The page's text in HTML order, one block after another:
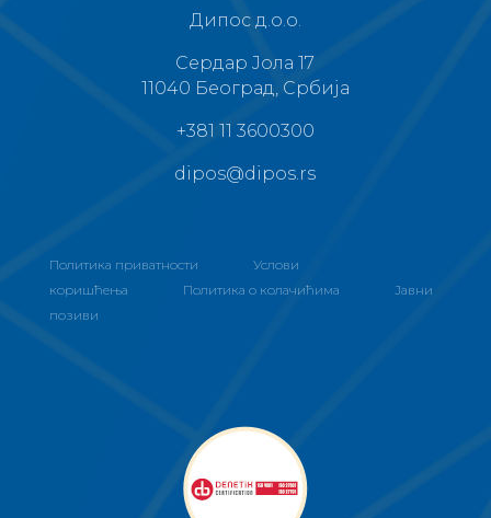
Дипос д.о.о.
Сердар Јола 17
11040 Београд, Србија
+381 11 3600300
dipos@dipos.rs
Политика приватности
Услови
коришћења
Политика о колачићима
Јавни
позиви